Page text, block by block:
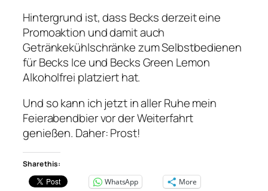
Hintergrund ist, dass Becks derzeit eine
Promoaktion und damit auch
Getränkekühlschränke zum Selbstbedienen
für Becks Ice und Becks Green Lemon
Alkoholfrei platziert hat.
Und so kann ich jetzt in aller Ruhe mein
Feierabendbier vor der Weiterfahrt
genießen. Daher: Prost!
Share this:
WhatsApp
More